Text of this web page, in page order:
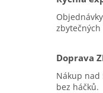
Doprava
Nákup nad
bez háčků.